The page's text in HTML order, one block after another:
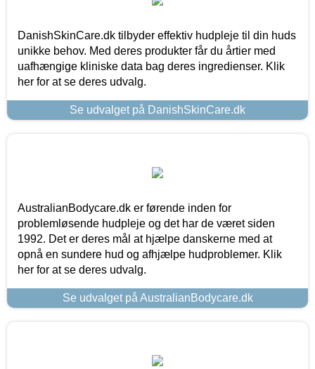
DanishSkinCare.dk tilbyder effektiv hudpleje til din huds
unikke behov. Med deres produkter får du årtier med
uafhængige kliniske data bag deres ingredienser. Klik
her for at se deres udvalg.
Se udvalget på DanishSkinCare.dk
AustralianBodycare.dk er førende inden for
problemløsende hudpleje og det har de været siden
1992. Det er deres mål at hjælpe danskerne med at
opnå en sundere hud og afhjælpe hudproblemer. Klik
her for at se deres udvalg.
Se udvalget på AustralianBodycare.dk